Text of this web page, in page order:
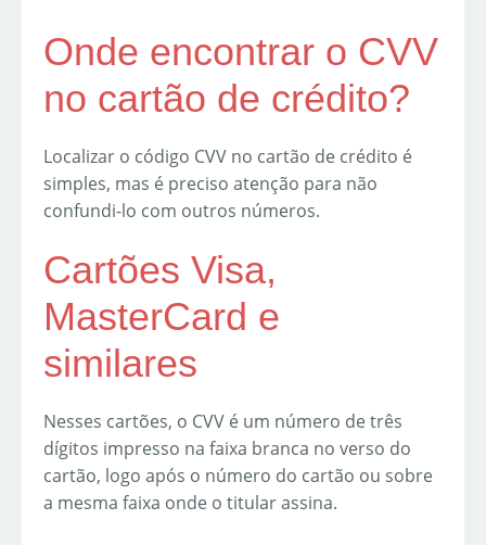
Onde encontrar o CVV
no cartão de crédito?
Localizar o código CVV no cartão de crédito é
simples, mas é preciso atenção para não
confundi-lo com outros números.
Cartões Visa,
MasterCard e
similares
Nesses cartões, o CVV é um número de três
dígitos impresso na faixa branca no verso do
cartão, logo após o número do cartão ou sobre
a mesma faixa onde o titular assina.